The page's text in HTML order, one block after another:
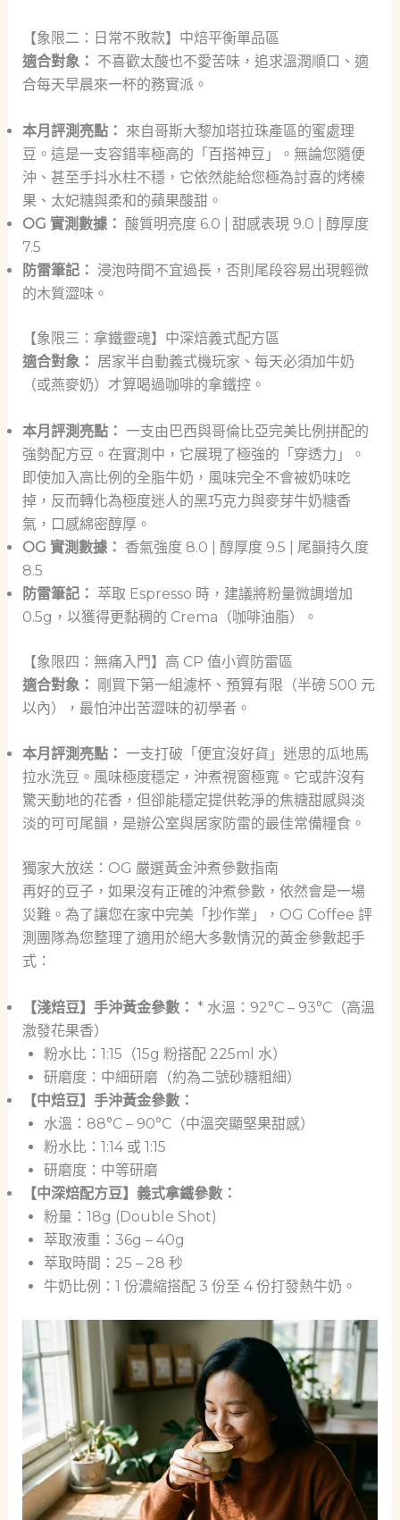
【象限二：日常不敗款】中焙平衡單品區
適合對象： 不喜歡太酸也不愛苦味，追求溫潤順口、適
合每天早晨來一杯的務實派。
本月評測亮點： 來自哥斯大黎加塔拉珠產區的蜜處理
豆。這是一支容錯率極高的「百搭神豆」。無論您隨便
沖、甚至手抖水柱不穩，它依然能給您極為討喜的烤榛
果、太妃糖與柔和的蘋果酸甜。
OG 實測數據： 酸質明亮度 6.0 | 甜感表現 9.0 | 醇厚度
7.5
防雷筆記： 浸泡時間不宜過長，否則尾段容易出現輕微
的木質澀味。
【象限三：拿鐵靈魂】中深焙義式配方區
適合對象： 居家半自動義式機玩家、每天必須加牛奶
（或燕麥奶）才算喝過咖啡的拿鐵控。
本月評測亮點： 一支由巴西與哥倫比亞完美比例拼配的
強勢配方豆。在實測中，它展現了極強的「穿透力」。
即使加入高比例的全脂牛奶，風味完全不會被奶味吃
掉，反而轉化為極度迷人的黑巧克力與麥芽牛奶糖香
氣，口感綿密醇厚。
OG 實測數據： 香氣強度 8.0 | 醇厚度 9.5 | 尾韻持久度
8.5
防雷筆記： 萃取 Espresso 時，建議將粉量微調增加
0.5g，以獲得更黏稠的 Crema（咖啡油脂）。
【象限四：無痛入門】高 CP 值小資防雷區
適合對象：
剛買下第一組濾杯、預算有限（半磅 500 元
以內），最怕沖出苦澀味的初學者。
本月評測亮點： 一支打破「便宜沒好貨」迷思的瓜地馬
拉水洗豆。風味極度穩定，沖煮視窗極寬。它或許沒有
驚天動地的花香，但卻能穩定提供乾淨的焦糖甜感與淡
淡的可可尾韻，是辦公室與居家防雷的最佳常備糧食。
獨家大放送：OG 嚴選黃金沖煮參數指南
再好的豆子，如果沒有正確的沖煮參數，依然會是一場
災難。為了讓您在家中完美「抄作業」，OG Coffee 評
測團隊為您整理了適用於絕大多數情況的黃金參數起手
式：
【淺焙豆】手沖黃金參數： * 水溫：92°C – 93°C（高溫
激發花果香）
粉水比：1:15（15g 粉搭配 225ml 水）
研磨度：中細研磨（約為二號砂糖粗細）
【中焙豆】手沖黃金參數：
水溫：88°C – 90°C（中溫突顯堅果甜感）
粉水比：1:14 或 1:15
研磨度：中等研磨
【中深焙配方豆】義式拿鐵參數：
粉量：18g (Double Shot)
萃取液重：36g – 40g
萃取時間：25 – 28 秒
牛奶比例：1 份濃縮搭配 3 份至 4 份打發熱牛奶。